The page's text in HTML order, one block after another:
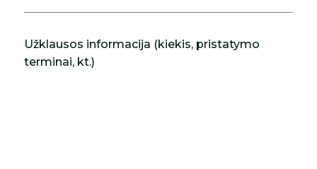
Užklausos informacija (kiekis, pristatymo
terminai, kt.)